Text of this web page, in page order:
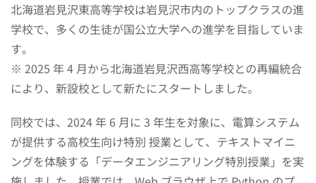
北海道岩見沢東高等学校は岩見沢市内のトップクラスの進
学校で、多くの生徒が国公立大学への進学を目指していま
す。
※ 2025 年 4 月から北海道岩見沢西高等学校との再編統合
により、新設校として新たにスタートしました。
同校では、2024 年 6 月に 3 年生を対象に、電算システム
が提供する高校生向け特別 授業として、テキストマイニ
ングを体験する「データエンジニアリング特別授業」を実